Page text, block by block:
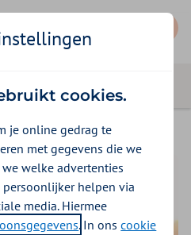
cookies.
je online gedrag te
met gegevens die we
welke advertenties
helpen via
media. Hiermee
. In onscookie